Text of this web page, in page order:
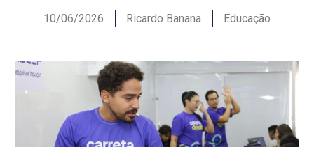
10/06/2026 Ricardo Banana Educação